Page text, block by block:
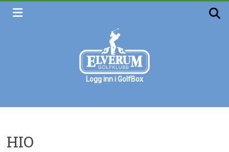
Skip
golfklubb
Logg inn i GolfBox
HIO